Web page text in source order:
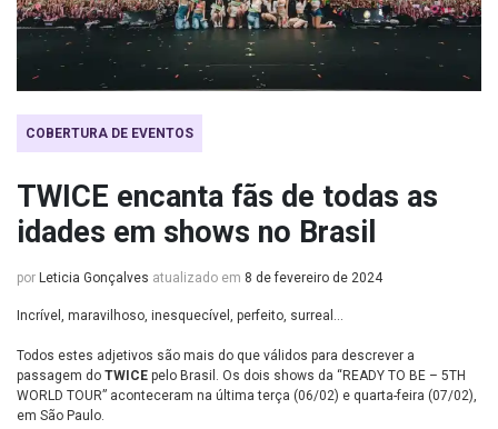
COBERTURA DE EVENTOS
TWICE encanta fãs de todas as
idades em shows no Brasil
por Leticia Gonçalves atualizado em 8 de fevereiro de 2024
Incrível, maravilhoso, inesquecível, perfeito, surreal…
Todos estes adjetivos são mais do que válidos para descrever a
passagem do TWICE pelo Brasil. Os dois shows da “READY TO BE – 5TH
WORLD TOUR” aconteceram na última terça (06/02) e quarta-feira (07/02),
em São Paulo.